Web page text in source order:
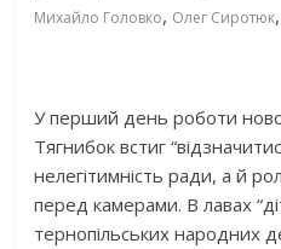
Михайло Головко, Олег Сиротюк,
У перший день роботи
Тягнибок встиг
нелегітимність ради, а й
перед камерами. В лавах
тернопільських народних